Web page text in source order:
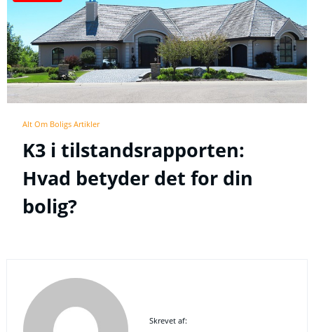
Alt Om Boligs Artikler
K3 i tilstandsrapporten:
Hvad betyder det for din
bolig?
Skrevet af: